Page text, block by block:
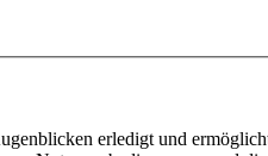
erledigt und